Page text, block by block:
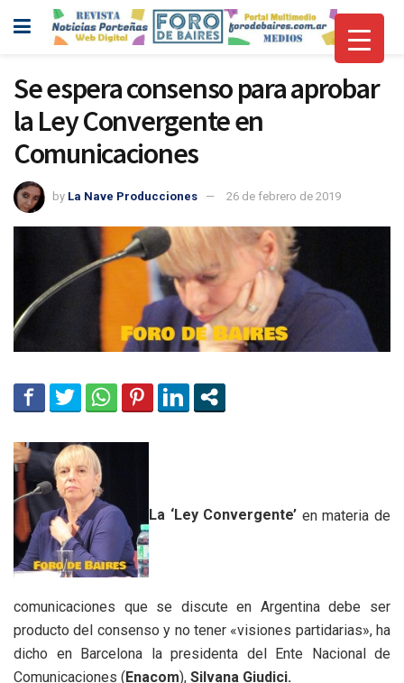
Se espera consenso para aprobar
la Ley Convergente en
Comunicaciones
by La Nave Producciones 26 de febrero de 2019
La ‘Ley Convergente’ en materia de
comunicaciones que se discute en Argentina debe ser
producto del consenso y no tener «visiones partidarias», ha
dicho en Barcelona la presidenta del Ente Nacional de
Comunicaciones (Enacom), Silvana Giudici.